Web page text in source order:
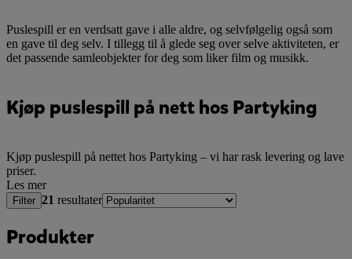
Puslespill er en verdsatt gave i alle aldre, og selvfølgelig også som
en gave til deg selv. I tillegg til å glede seg over selve aktiviteten, er
det passende samleobjekter for deg som liker film og musikk.
Kjøp puslespill på nett hos Partyking
Kjøp puslespill på nettet hos Partyking – vi har rask levering og lave
priser.
Les mer
Filter 21 resultater
Produkter